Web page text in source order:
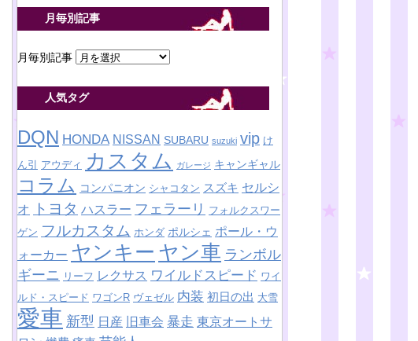
月毎別記事
月毎別記事
人気タグ
DQN HONDA NISSAN SUBARU suzuki vip け
ん引 アウディ カスタム ガレージ キャンギャル
コラム コンパニオン シャコタン スズキ セルシ
オ
トヨタ ハスラー フェラーリ
フォルクスワー
ゲン フルカスタム ホンダ ポルシェ ポール・ウ
ォーカー ヤンキー ヤン車 ランボル
ギーニ
リーフ レクサス ワイルドスピード ワイ
ルド・スピード ワゴンR ヴェゼル 内装 初日の出 大雪
愛車 新型 日産 旧車会 暴走 東京オートサ